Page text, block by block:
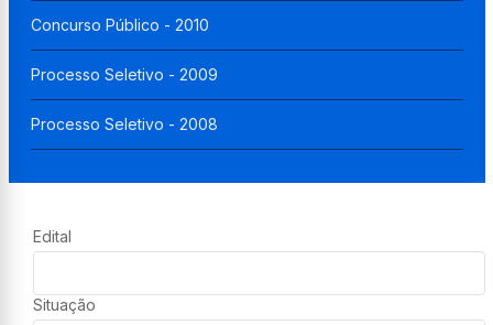
Concurso Público - 2010
Processo Seletivo - 2009
Processo Seletivo - 2008
Edital
Situação